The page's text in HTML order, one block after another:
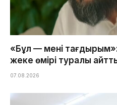
«Бұл — менің
жеке өмірі туралы
07.08.2026